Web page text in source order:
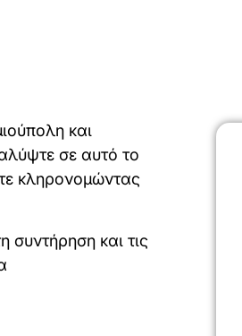
και
σε αυτό το
κληρονομώντας
συντήρηση και τις